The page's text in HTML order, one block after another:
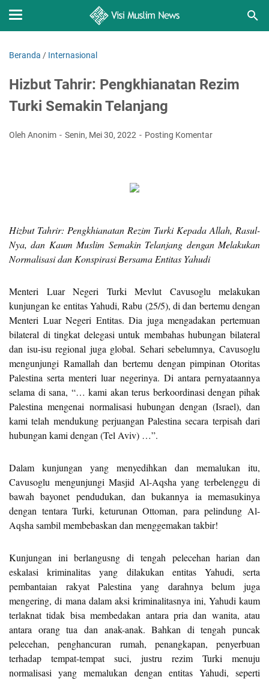
Beranda / Internasional
Hizbut Tahrir: Pengkhianatan Rezim
Turki Semakin Telanjang
Oleh Anonim Senin, Mei 30, 2022 Posting Komentar
Hizbut Tahrir: Pengkhianatan Rezim Turki Kepada Allah, Rasul-
Nya, dan Kaum Muslim Semakin Telanjang dengan Melakukan
Normalisasi dan Konspirasi Bersama Entitas Yahudi
Menteri Luar Negeri Turki Mevlut Cavusoglu melakukan
kunjungan ke entitas Yahudi, Rabu (25/5), di dan bertemu dengan
Menteri Luar Negeri Entitas. Dia juga mengadakan pertemuan
bilateral di tingkat delegasi untuk membahas hubungan bilateral
dan isu-isu regional juga global. Sehari sebelumnya, Cavusoglu
mengunjungi Ramallah dan bertemu dengan pimpinan Otoritas
Palestina serta menteri luar negerinya. Di antara pernyataannya
selama di sana, “… kami akan terus berkoordinasi dengan pihak
Palestina mengenai normalisasi hubungan dengan (Israel), dan
kami telah mendukung perjuangan Palestina secara terpisah dari
hubungan kami dengan (Tel Aviv) …”.
Dalam kunjungan yang menyedihkan dan memalukan itu,
Cavusoglu mengunjungi Masjid Al-Aqsha yang terbelenggu di
bawah bayonet pendudukan, dan bukannya ia memasukinya
dengan tentara Turki, keturunan Ottoman, para pelindung Al-
Aqsha sambil membebaskan dan menggemakan takbir!
Kunjungan ini berlangusng di tengah pelecehan harian dan
eskalasi kriminalitas yang dilakukan entitas Yahudi, serta
pembantaian rakyat Palestina yang darahnya belum juga
mengering, di mana dalam aksi kriminalitasnya ini, Yahudi kaum
terlaknat tidak bisa membedakan antara pria dan wanita, atau
antara orang tua dan anak-anak. Bahkan di tengah puncak
pelecehan, penghancuran rumah, penangkapan, penyerbuan
terhadap tempat-tempat suci, justru rezim Turki menuju
normalisasi yang memalukan dengan entitas Yahudi, seperti